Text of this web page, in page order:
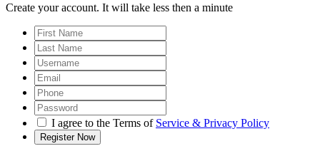
Create your account. It will take less then a minute
I agree to the Terms of Service & Privacy Policy